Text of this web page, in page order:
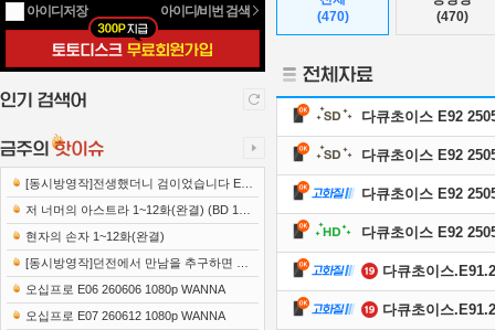
아이디저장 아이디/비번 검색
[동시방영작]전생했더니 검이었습니다 E12
221222 1080p-NEXT
저 너머의 아스트라 1~12화(완결) (BD 192
0x1080 x265-10Bit FLACx2)
현자의 손자 1~12화(완결)
[동시방영작]던전에서 만남을 추구하면 안
되는 걸까 5 풍요의 여신편 E15 250306 1..
오십프로 E06 260606 1080p WANNA
오십프로 E07 260612 1080p WANNA
(470)
(470)
다큐초이스 E92
다큐초이스 E92
다큐초이스 E92
다큐초이스 E92
다큐초이스
다큐초이스